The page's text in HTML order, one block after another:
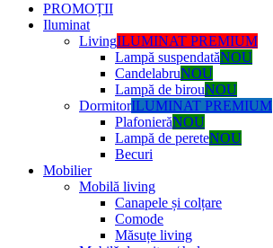
PROMOȚII
Iluminat
LivingILUMINAT PREMIUM
Lampă suspendatăNOU
CandelabruNOU
Lampă de birouNOU
DormitorILUMINAT PREMIUM
PlafonierăNOU
Lampă de pereteNOU
Becuri
Mobilier
Mobilă living
Canapele și colțare
Comode
Măsuțe living